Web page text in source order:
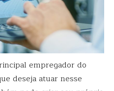
empregador do
deseja atuar nesse